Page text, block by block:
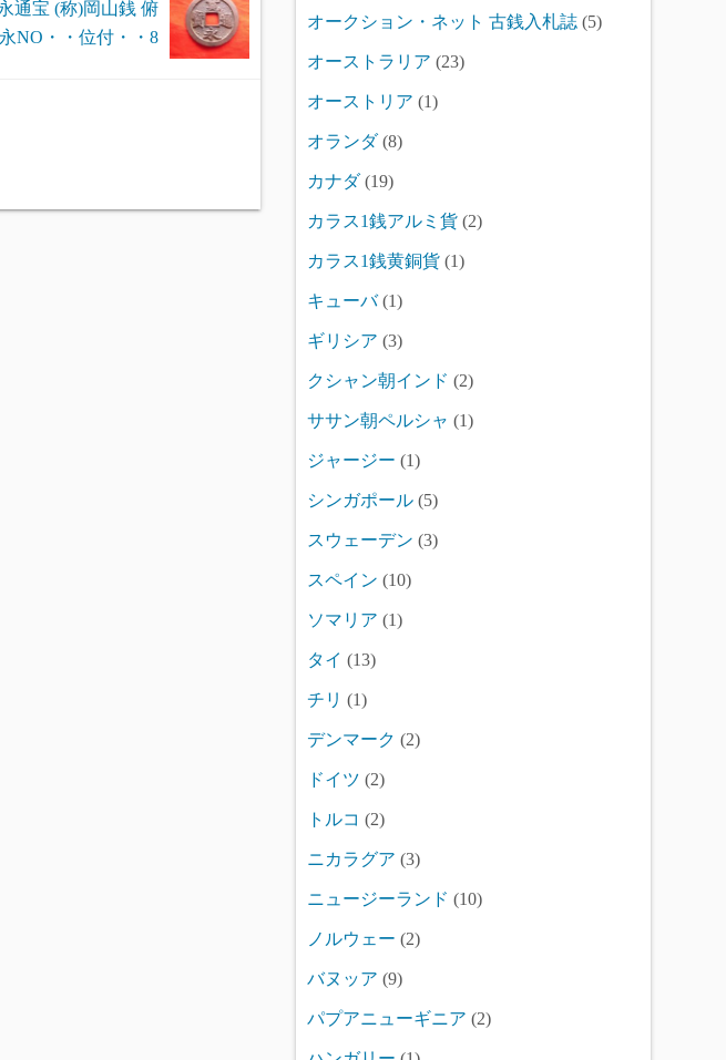
通宝 (称)岡山銭 俯
永NO・・位付・・8
オークション・ネット 古銭入札誌 (5)
オーストラリア (23)
オーストリア (1)
オランダ(8)
カナダ(19)
カラス1銭アルミ貨 (2)
カラス1銭黄銅貨 (1)
キューバ(1)
ギリシア (3)
クシャン朝インド (2)
ササン朝ペルシャ (1)
ジャージー (1)
シンガポール (5)
スウェーデン (3)
スペイン (10)
ソマリア (1)
タイ (13)
チリ (1)
デンマーク (2)
ドイツ (2)
トルコ (2)
ニカラグア (3)
ニュージーランド (10)
ノルウェー (2)
バヌッア (9)
パプアニューギニア (2)